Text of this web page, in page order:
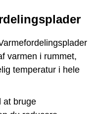
varmen i rummet,
temperatur i hele
at bruge